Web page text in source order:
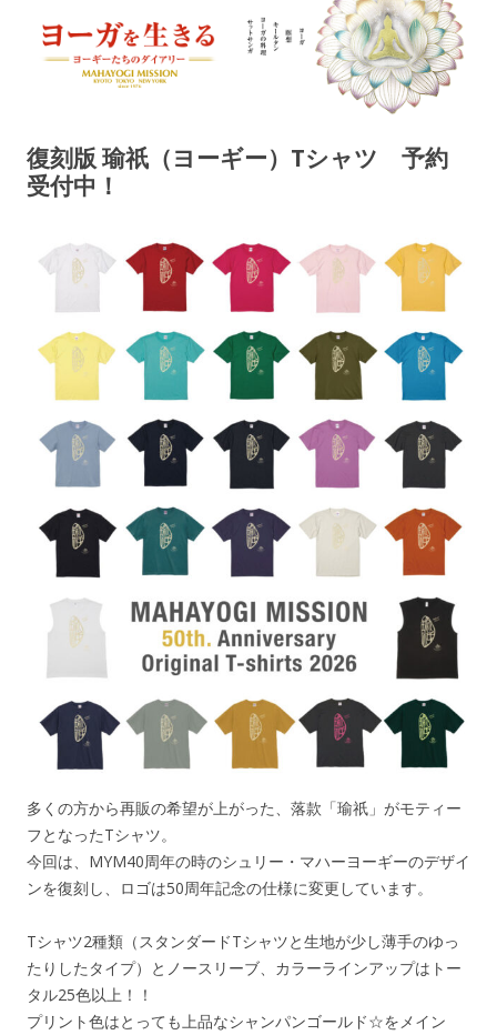
ヨーガを生きる — MAHAYOGI
MISSION ブログ
復刻版 瑜祇（ヨーギー）Tシャツ 予約
受付中！
多くの方から再販の希望が上がった、落款「瑜祇」がモティー
フとなったTシャツ。
今回は、MYM40周年の時のシュリー・マハーヨーギーのデザイ
ンを復刻し、ロゴは50周年記念の仕様に変更しています。
Tシャツ2種類（スタンダードTシャツと生地が少し薄手のゆっ
たりしたタイプ）とノースリーブ、カラーラインアップはトー
タル25色以上！！
プリント色はとっても上品なシャンパンゴールド☆をメイン